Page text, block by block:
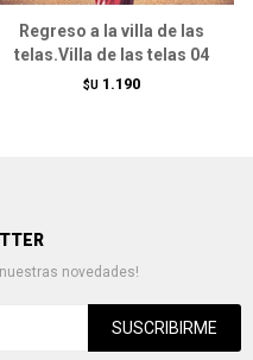
Regreso a la villa de las
telas.Villa de las telas 04
$U 1.190
novedades!
SUSCRIBIRME